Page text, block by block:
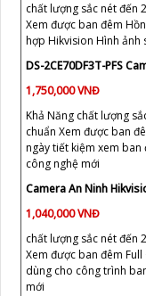
chất lượng sắc nét đến
Xem được ban đêm
hợp Hikvision Hình ảnh
DS-2CE70DF3T-PFS
1,750,000 VNĐ
Khả Năng chất lượng
chuẩn Xem được ban
ngày tiết kiệm xem ban
công nghệ mới
Camera An Ninh
1,040,000 VNĐ
chất lượng sắc nét đến
Xem được ban đêm
dùng cho công trình
mới